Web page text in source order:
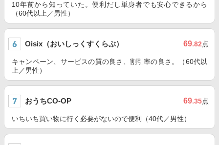
10年前から知っていた。便利だし単身者でも安心できるから
（60代以上／男性）
Oisix（おいしっくすくらぶ） 69.82点
キャンペーン、サービスの質の良さ、割引率の良さ。（60代以
上／男性）
おうちCO-OP 69.35点
いちいち買い物に行く必要がないので便利（40代／男性）